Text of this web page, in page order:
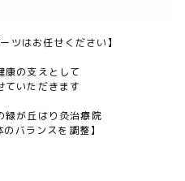
ツはお任せください】
康の支えとして
ていただきます
緑が丘はり灸治療院
バランスを調整】